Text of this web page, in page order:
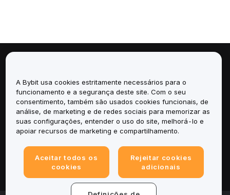
Serviços
Suporte
A Bybit usa cookies estritamente necessários para o
funcionamento e a segurança deste site. Com o seu
consentimento, também são usados cookies funcionais, de
análise, de marketing e de redes sociais para memorizar as
suas configurações, entender o uso do site, melhorá-lo e
apoiar recursos de marketing e compartilhamento.
Aceitar todos os
cookies
Rejeitar cookies
adicionais